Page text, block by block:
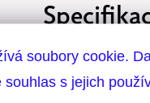
soubory cookie.
souhlas s jejich
na co se hodí: